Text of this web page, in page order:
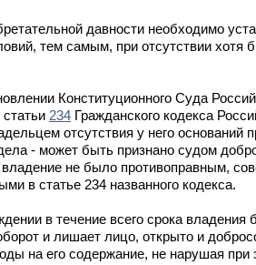
давности необходимо
тем самым, при отсутствии хотя
Конституционного Суда
234 Гражданского кодекса
отсутствия у него оснований
- может быть признано судом
владение не было противоправным,
в статье 234 названного кодекса.
в течение всего срока владения
и лишает лицо, открыто и
на его содержание, не нарушая при